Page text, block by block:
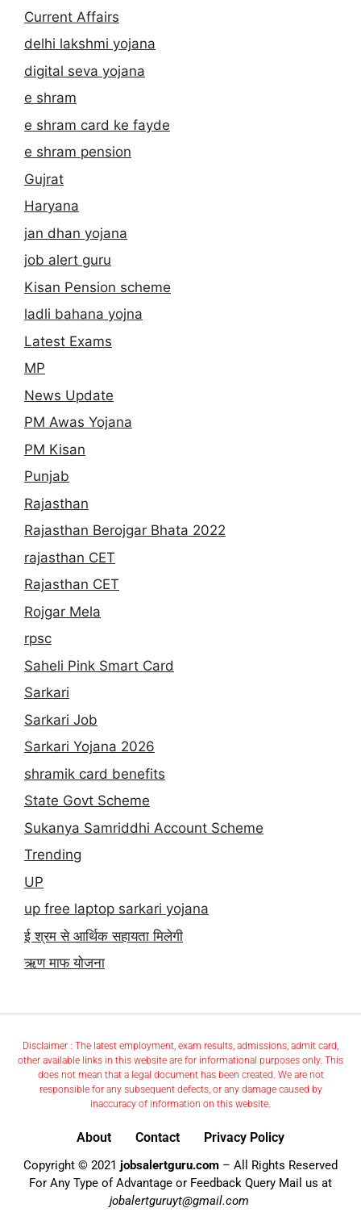
Current Affairs
delhi lakshmi yojana
digital seva yojana
e shram
e shram card ke fayde
e shram pension
Gujrat
Haryana
jan dhan yojana
job alert guru
Kisan Pension scheme
ladli bahana yojna
Latest Exams
MP
News Update
PM Awas Yojana
PM Kisan
Punjab
Rajasthan
Rajasthan Berojgar Bhata 2022
rajasthan CET
Rajasthan CET
Rojgar Mela
rpsc
Saheli Pink Smart Card
Sarkari
Sarkari Job
Sarkari Yojana 2026
shramik card benefits
State Govt Scheme
Sukanya Samriddhi Account Scheme
Trending
UP
up free laptop sarkari yojana
ई श्रम से आर्थिक सहायता मिलेगी
ऋण माफ योजना
Disclaimer : The latest employment, exam results, admissions, admit card,
other available links in this website are for informational purposes only. This
does not mean that a legal document has been created. We are not
responsible for any subsequent defects, or any damage caused by
inaccuracy of information on this website.
About Contact Privacy Policy
Copyright © 2021 jobsalertguru.com – All Rights Reserved
For Any Type of Advantage or Feedback Query Mail us at
jobalertguruyt@gmail.com